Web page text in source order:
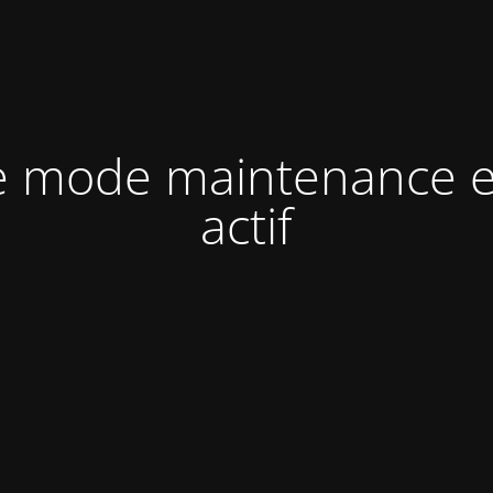
mode maintenance
actif